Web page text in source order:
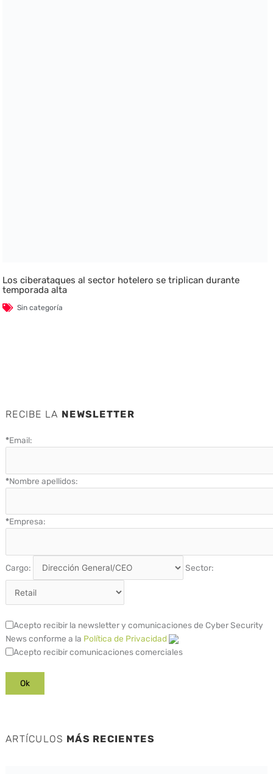
Los ciberataques al sector hotelero se triplican durante
temporada alta
Sin categoría
RECIBE LA NEWSLETTER
*Email:
*Nombre apellidos:
*Empresa:
Cargo: Sector:
Acepto recibir la newsletter y comunicaciones de Cyber Security
News conforme a la Política de Privacidad
Acepto recibir comunicaciones comerciales
ARTÍCULOS MÁS RECIENTES